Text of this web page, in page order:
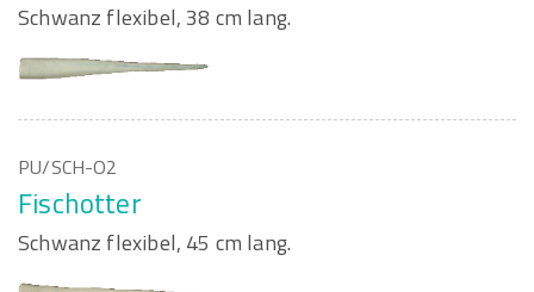
Schwanz flexibel, 38 cm lang.
PU/SCH-O2
Fischotter
Schwanz flexibel, 45 cm lang.